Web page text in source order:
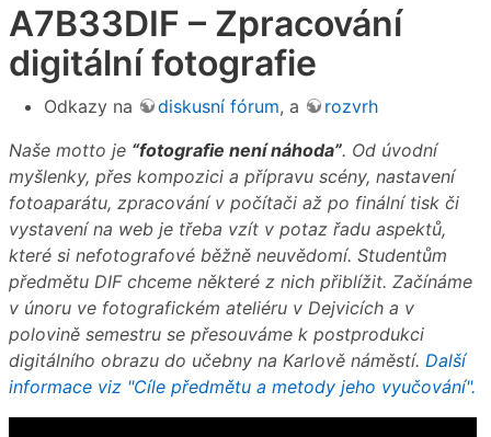
A7B33DIF – Zpracování
digitální fotografie
Odkazy na diskusní fórum, a
rozvrh
Naše motto je “fotografie není náhoda”. Od úvodní
myšlenky, přes kompozici a přípravu scény, nastavení
fotoaparátu, zpracování v počítači až po finální tisk či
vystavení na web je třeba vzít v potaz řadu aspektů,
které si nefotografové běžně neuvědomí. Studentům
předmětu DIF chceme některé z nich přiblížit. Začínáme
v únoru ve fotografickém ateliéru v Dejvicích a v
polovině semestru se přesouváme k postprodukci
digitálního obrazu do učebny na Karlově náměstí. Další
informace viz "Cíle předmětu a metody jeho vyučování".